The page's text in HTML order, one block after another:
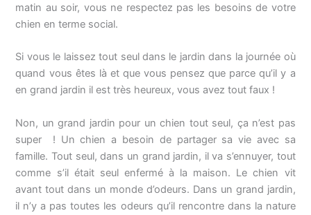
matin au soir, vous ne respectez pas les besoins de votre
chien en terme social.
Si vous le laissez tout seul dans le jardin dans la journée où
quand vous êtes là et que vous pensez que parce qu’il y a
en grand jardin il est très heureux, vous avez tout faux !
Non, un grand jardin pour un chien tout seul, ça n’est pas
super ! Un chien a besoin de partager sa vie avec sa
famille. Tout seul, dans un grand jardin, il va s’ennuyer, tout
comme s’il était seul enfermé à la maison. Le chien vit
avant tout dans un monde d’odeurs. Dans un grand jardin,
il n’y a pas toutes les odeurs qu’il rencontre dans la nature